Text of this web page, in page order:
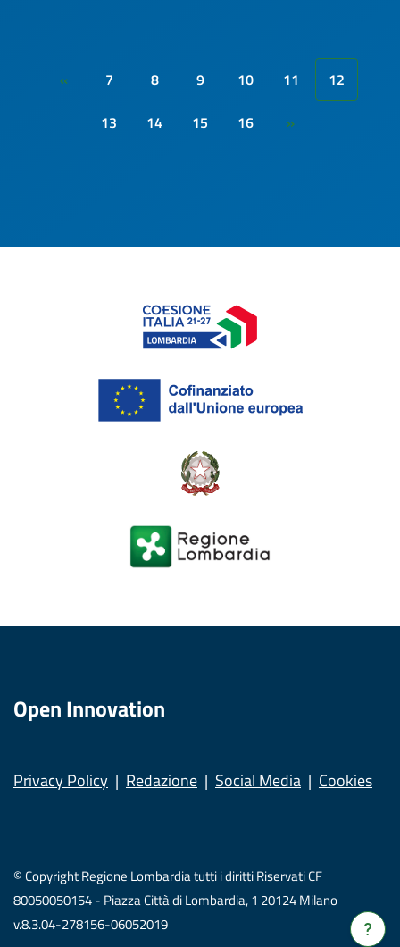
Verrà
« 7 8 9 10 11
12
13
14 15 16 »
Open Innovation
Privacy Policy Redazione Social Media Cookies
© Copyright Regione Lombardia tutti i diritti Riservati CF
80050050154 - Piazza Città di Lombardia, 1 20124 Milano
v.8.3.04-278156-06052019